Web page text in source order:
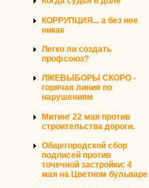
КОРРУПЦИЯ... а без нее
никак
Легко ли создать
профсоюз?
ЛЖЕВЫБОРЫ СКОРО -
горячая линия по
нарушениям
Митинг 22 мая против
строительства дороги.
Общегородской сбор
подписей против
точечной застройки: 4
мая на Цветном бульваре